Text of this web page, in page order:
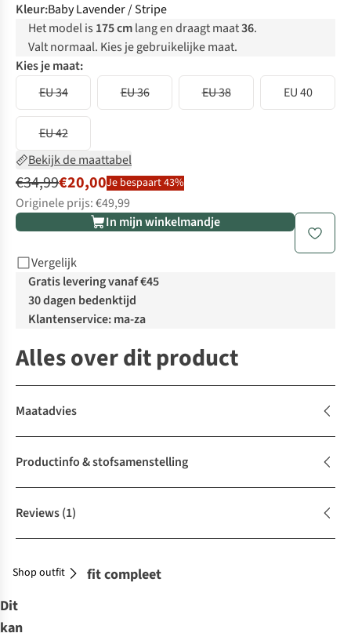
Kleur:Baby Lavender / Stripe
Het model is 175 cmlang en draagt maat36.
Valt normaal. Kies je gebruikelijke maat.
Kies je maat:
EU 34
EU 36 EU 38 EU 40
EU 42
Bekijk de maattabel
€34,99€20,00Je bespaart 43%
Originele prijs: €49,99
In mijn winkelmandje
Vergelijk
Gratis levering vanaf €45
30 dagen bedenktijd
Klantenservice: ma-za
Alles over dit product
Maatadvies
Productinfo & stofsamenstelling
Reviews(1)
Maak je outfit compleet
Shop outfit
Dit
kan